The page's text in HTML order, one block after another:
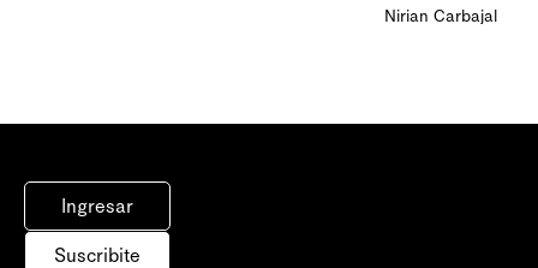
Nirian Carbajal
Ingresar
Suscribite